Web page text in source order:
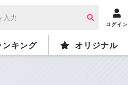
ログイン
ンキング オリジナル